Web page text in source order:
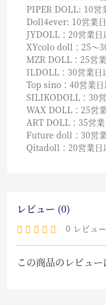
PIPER DOLL: 10営
Doll4ever: 10営業
JYDOLL：20営業日
XYcolo doll：25〜
MZR DOLL：25営
ILDOLL：30営業日
Top sino：40営業日
SILIKODOLL：30
WAX DOLL：25営
ART DOLL：35営
Future doll：30営
Qitadoll：20営業日
レビュー (0)
0 レビュー
この商品のレビュ